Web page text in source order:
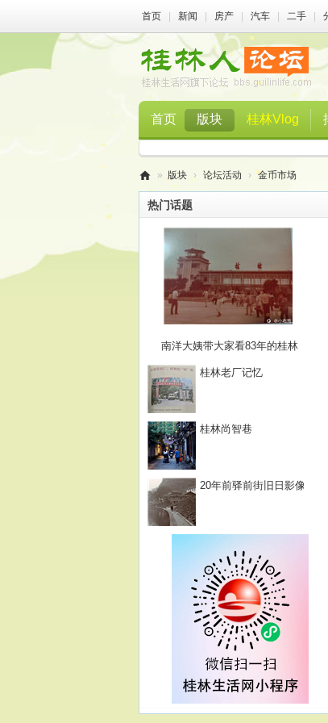
首页 新闻 房产 汽车 二手
首页 版块 桂林Vlog
桂
林
» 版块 › 论坛活动 › 金币市场
热门话题
南洋大姨带大家看83年的桂林
桂林老厂记忆
桂林尚智巷
20年前驿前街旧日影像